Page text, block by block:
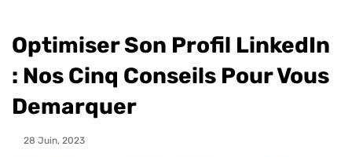
Optimiser Son Profil LinkedIn
: Nos Cinq Conseils Pour Vous
Demarquer
28 Juin, 2023